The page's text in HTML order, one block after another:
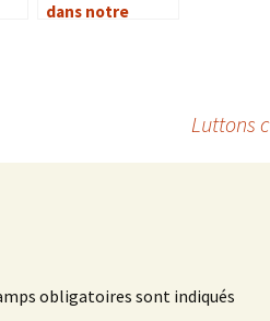
dans notre
Luttons
obligatoires sont indiqués